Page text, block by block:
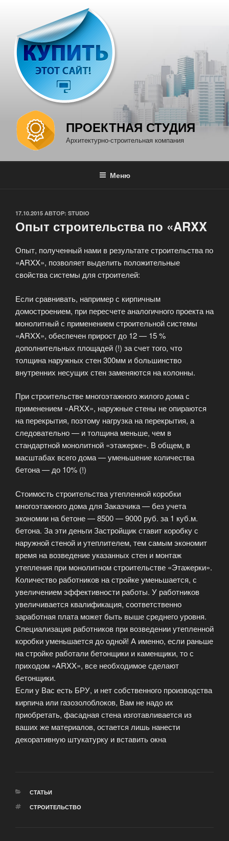
содержимому
ПРОЕКТНАЯ СТУДИЯ
Архитектурно-строительная компания
Меню
ОПУБЛИКОВАНО
17.10.2015 АВТОР: STUDIO
Опыт строительства по «ARXX
Опыт, полученный нами в результате строительства по
«ARXX», позволяет выделить положительные
свойства системы для строителей:
Если сравнивать, например с кирпичным
домостроением, при пересчете аналогичного проекта на
монолитный с применением строительной системы
«ARXX», обеспечен прирост до 12 — 15 %
дополнительных площадей (!) за счет того, что
толщина наружных стен 300мм и большинство
внутренних несущих стен заменяются на колонны.
При строительстве многоэтажного жилого дома с
применением «ARXX», наружные стены не опираются
на перекрытия, поэтому нагрузка на перекрытия, а
следовательно — и толщина меньше, чем в
стандартной монолитной «этажерке». В общем, в
масштабах всего дома — уменьшение количества
бетона — до 10% (!)
Стоимость строительства утепленной коробки
многоэтажного дома для Заказчика — без учета
экономии на бетоне — 8500 — 9000 руб. за 1 куб.м.
бетона. За эти деньги Застройщик ставит коробку с
наружной стеной и утеплителем, тем самым экономит
время на возведение указанных стен и монтаж
утепления при монолитном строительстве «Этажерки».
Количество работников на стройке уменьшается, с
увеличением эффективности работы. У работников
увеличивается квалификация, соответственно
заработная плата может быть выше среднего уровня.
Специализация работников при возведении утепленной
коробки уменьшается до одной! А именно, если раньше
на стройке работали бетонщики и каменщики, то с
приходом «ARXX», все необходимое сделают
бетонщики.
Если у Вас есть БРУ, и нет собственного производства
кирпича или газозолоблоков, Вам не надо их
приобретать, фасадная стена изготавливается из
ваших же материалов, остается лишь нанести
декоративную штукатурку и вставить окна
РУБРИКИ
СТАТЬИ
МЕТКИ
СТРОИТЕЛЬСТВО